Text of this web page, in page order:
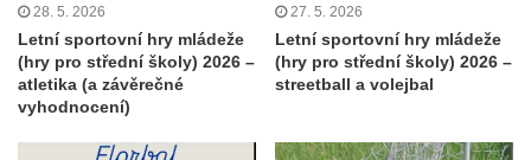
28. 5. 2026
Letní sportovní hry mládeže
(hry pro střední školy) 2026 –
atletika (a závěrečné
vyhodnocení)
27. 5. 2026
Letní sportovní hry mládeže
(hry pro střední školy) 2026 –
streetball a volejbal